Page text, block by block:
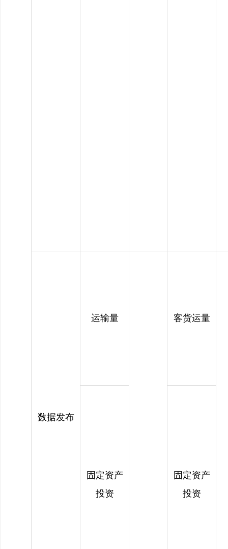
数据发布
运输量 客货运量
固定资产
投资
固定资产
投资